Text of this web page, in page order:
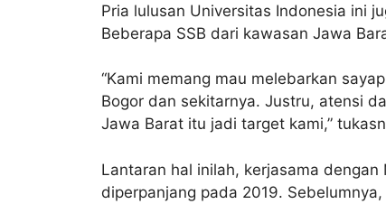
Pria lulusan Universitas Indonesia ini
Beberapa SSB dari kawasan Jawa
“Kami memang mau melebarkan
Bogor dan sekitarnya. Justru, atensi
Jawa Barat itu jadi target kami,”
Lantaran hal inilah, kerjasama
diperpanjang pada 2019.